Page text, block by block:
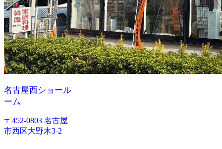
名古屋西ショール
ーム
〒452-0803 名古屋
市西区大野木3-2